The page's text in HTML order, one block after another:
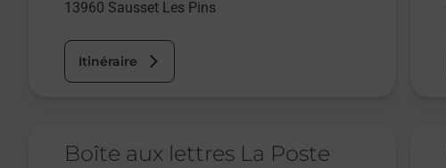
13960 Sausset Les Pins
Itinéraire
Boîte aux lettres La Poste